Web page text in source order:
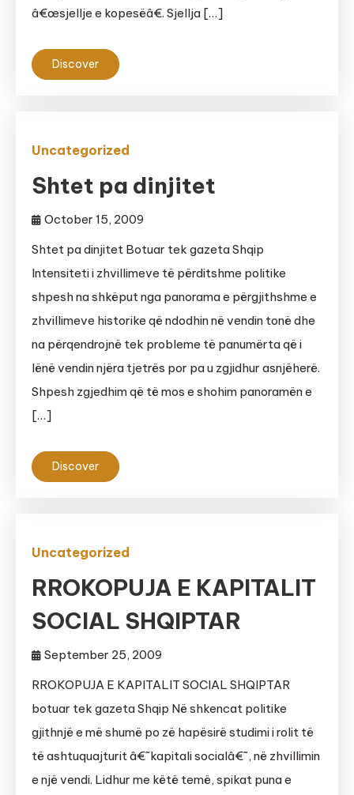
â€œsjellje e kopesëâ€. Sjellja […]
Discover
Uncategorized
Shtet pa dinjitet
October 15, 2009
Shtet pa dinjitet Botuar tek gazeta Shqip
Intensiteti i zhvillimeve të përditshme politike
shpesh na shkëput nga panorama e përgjithshme e
zhvillimeve historike që ndodhin në vendin tonë dhe
na përqendrojnë tek probleme të panumërta që i
lënë vendin njëra tjetrës por pa u zgjidhur asnjëherë.
Shpesh zgjedhim që të mos e shohim panoramën e
[…]
Discover
Uncategorized
RROKOPUJA E KAPITALIT
SOCIAL SHQIPTAR
September 25, 2009
RROKOPUJA E KAPITALIT SOCIAL SHQIPTAR
botuar tek gazeta Shqip Në shkencat politike
gjithnjë e më shumë po zë hapësirë studimi i rolit të
të ashtuquajturit â€˜kapitali socialâ€˜, në zhvillimin
e një vendi. Lidhur me këtë temë, spikat puna e